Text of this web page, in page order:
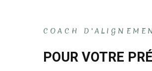
COACH
POUR VOTRE